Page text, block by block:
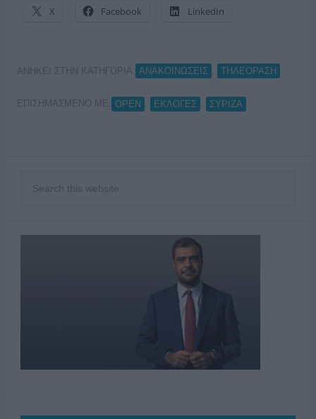
X Facebook LinkedIn
ΑΝΗΚΕΙ ΣΤΗΝ ΚΑΤΗΓΟΡΙΑ: ΑΝΑΚΟΙΝΩΣΕΙΣ ΤΗΛΕΟΡΑΣΗ
ΕΠΙΣΗΜΑΣΜΕΝΟ ΜΕ: OPEN ΕΚΛΟΓΕΣ ΣΥΡΙΖΑ